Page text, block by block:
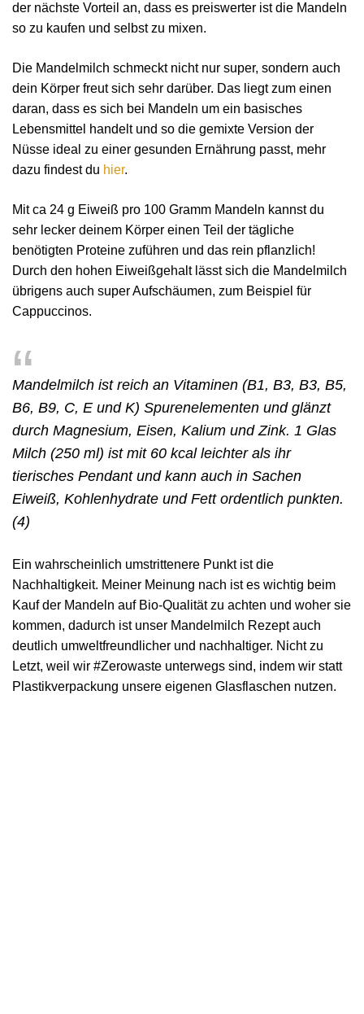
der nächste Vorteil an, dass es preiswerter ist die Mandeln
so zu kaufen und selbst zu mixen.
Die Mandelmilch schmeckt nicht nur super, sondern auch
dein Körper freut sich sehr darüber. Das liegt zum einen
daran, dass es sich bei Mandeln um ein basisches
Lebensmittel handelt und so die gemixte Version der
Nüsse ideal zu einer gesunden Ernährung passt, mehr
dazu findest du hier.
Mit ca 24 g Eiweiß pro 100 Gramm Mandeln kannst du
sehr lecker deinem Körper einen Teil der tägliche
benötigten Proteine zuführen und das rein pflanzlich!
Durch den hohen Eiweißgehalt lässt sich die Mandelmilch
übrigens auch super Aufschäumen, zum Beispiel für
Cappuccinos.
Mandelmilch ist reich an Vitaminen (B1, B3, B3, B5,
B6, B9, C, E und K) Spurenelementen und glänzt
durch Magnesium, Eisen, Kalium und Zink. 1 Glas
Milch (250 ml) ist mit 60 kcal leichter als ihr
tierisches Pendant und kann auch in Sachen
Eiweiß, Kohlenhydrate und Fett ordentlich punkten.
(4)
Ein wahrscheinlich umstrittenere Punkt ist die
Nachhaltigkeit. Meiner Meinung nach ist es wichtig beim
Kauf der Mandeln auf Bio-Qualität zu achten und woher sie
kommen, dadurch ist unser Mandelmilch Rezept auch
deutlich umweltfreundlicher und nachhaltiger. Nicht zu
Letzt, weil wir #Zerowaste unterwegs sind, indem wir statt
Plastikverpackung unsere eigenen Glasflaschen nutzen.